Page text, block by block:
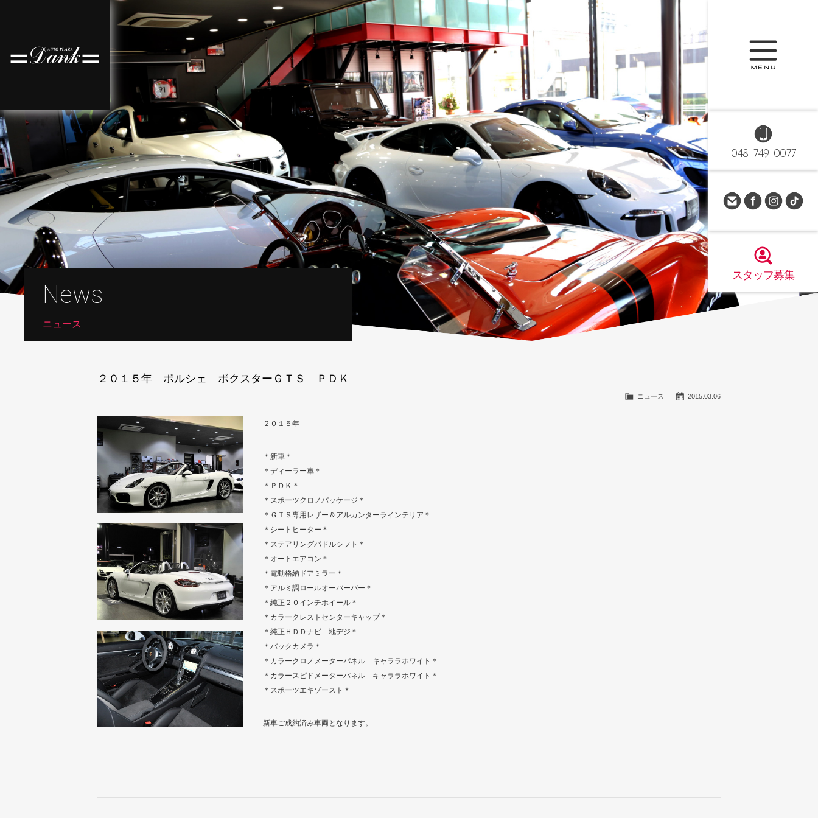
048-749-0077
スタッフ募集
News
ニュース
２０１５年 ポルシェ ボクスターＧＴＳ ＰＤＫ
2015.03.06
ニュース
２０１５年
＊新車＊
＊ディーラー車＊
＊ＰＤＫ＊
＊スポーツクロノパッケージ＊
＊ＧＴＳ専用レザー＆アルカンターラインテリア＊
＊シートヒーター＊
＊ステアリングパドルシフト＊
＊オートエアコン＊
＊電動格納ドアミラー＊
＊アルミ調ロールオーバーバー＊
＊純正２０インチホイール＊
＊カラークレストセンターキャップ＊
＊純正ＨＤＤナビ 地デジ＊
＊バックカメラ＊
＊カラークロノメーターパネル キャララホワイト＊
＊カラースピドメーターパネル キャララホワイト＊
＊スポーツエキゾースト＊
新車ご成約済み車両となります。